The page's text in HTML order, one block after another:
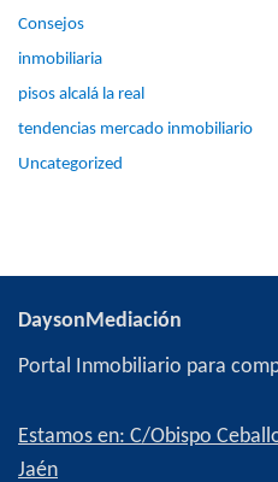
Consejos
inmobiliaria
pisos alcalá la real
tendencias mercado inmobiliario
Uncategorized
DaysonMediación
Portal Inmobiliario para
Estamos en: C/Obispo
Jaén